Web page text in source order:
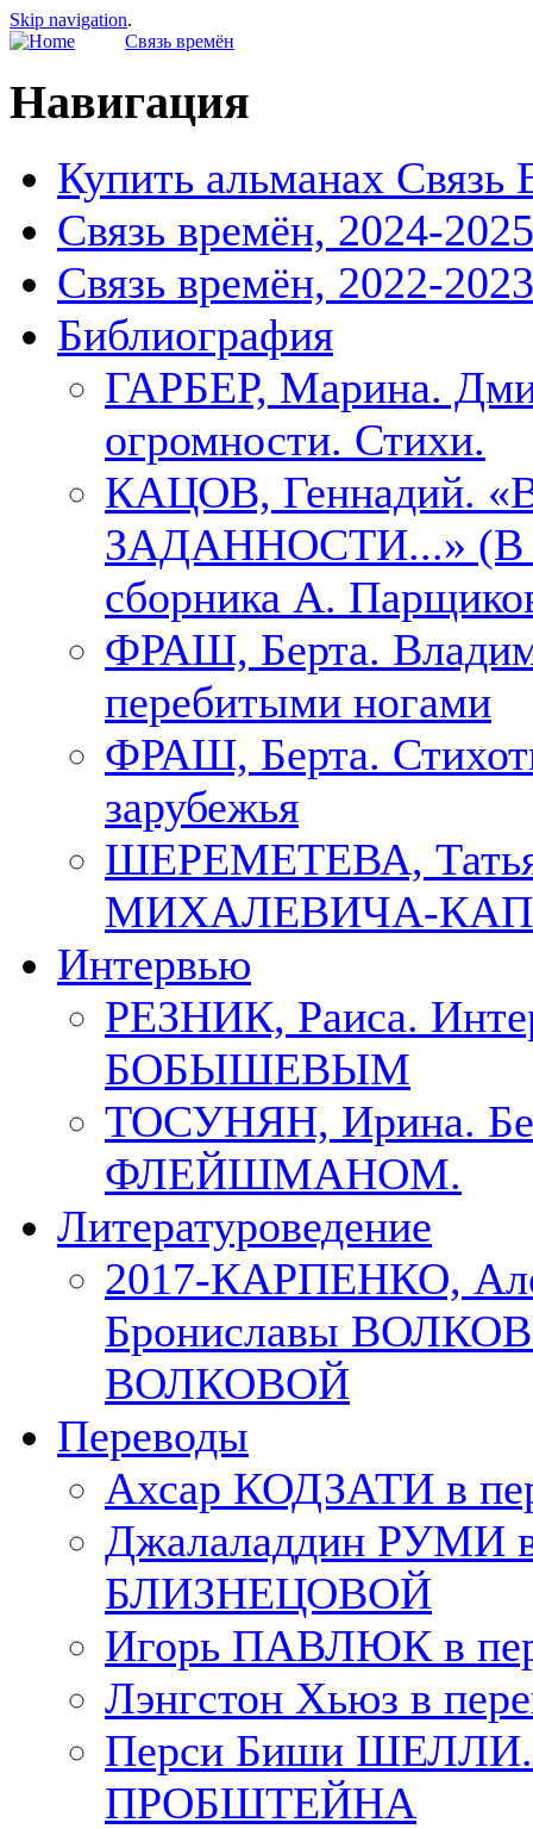
Skip navigation.
Связь времён
Навигация
Купить альманах Связь
Связь времён, 2024-2025
Связь времён, 2022-2023
Библиография
ГАРБЕР, Марина.
огромности. Стихи.
КАЦОВ, Геннадий.
ЗАДАННОСТИ...» (В
сборника А.
ФРАШ, Берта.
перебитыми ногами
ФРАШ, Берта.
зарубежья
ШЕРЕМЕТЕВА,
МИХАЛЕВИЧА-
Интервью
РЕЗНИК, Раиса.
БОБЫШЕВЫМ
ТОСУНЯН, Ирина.
ФЛЕЙШМАНОМ.
Литературоведение
2017-КАРПЕНКО,
Брониславы
ВОЛКОВОЙ
Переводы
Ахсар КОДЗАТИ в
Джалаладдин РУМИ
БЛИЗНЕЦОВОЙ
Игорь ПАВЛЮК в
Лэнгстон Хьюз в
Перси Биши ШЕЛЛИ.
ПРОБШТЕЙНА